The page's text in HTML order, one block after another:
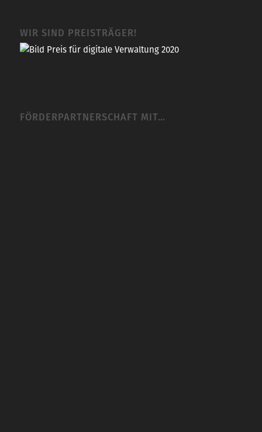
WIR SIND PREISTRÄGER!
FÖRDERPARTNERSCHAFT MIT…